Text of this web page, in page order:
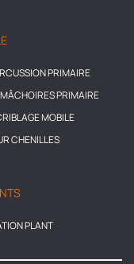
PRIMAIRE
PRIMAIRE
MOBILE
CHENILLES
PLANT